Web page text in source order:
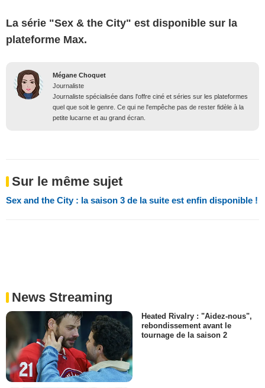
La série "Sex & the City" est disponible sur la
plateforme Max.
Mégane Choquet
Journaliste
Journaliste spécialisée dans l'offre ciné et séries sur les plateformes
quel que soit le genre. Ce qui ne l'empêche pas de rester fidèle à la
petite lucarne et au grand écran.
Sur le même sujet
Sex and the City : la saison 3 de la suite est enfin disponible !
News Streaming
Heated Rivalry : "Aidez-nous",
rebondissement avant le
tournage de la saison 2